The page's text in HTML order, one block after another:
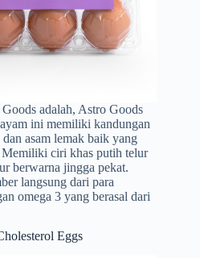
adalah, Astro Goods
ini memiliki kandungan
asam lemak baik yang
Memiliki ciri khas putih telur
berwarna jingga pekat.
langsung dari para
omega 3 yang berasal dari
Eggs